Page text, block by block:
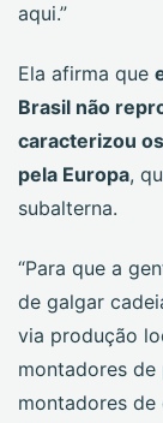
aqui.”
Ela afirma que
Brasil não
caracterizou
pela Europa,
subalterna.
“Para que a
de galgar
via produção
montadores de
montadores de